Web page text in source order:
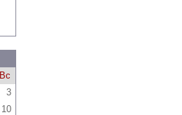
Вс
3
10